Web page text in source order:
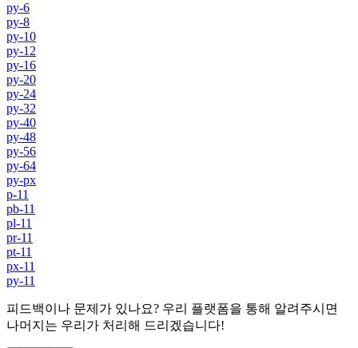
py-6
py-8
py-10
py-12
py-16
py-20
py-24
py-32
py-40
py-48
py-56
py-64
py-px
p-11
pb-11
pl-11
pr-11
pt-11
px-11
py-11
피드백이나 문제가 있나요? 우리 플랫폼을 통해 알려주시면
나머지는 우리가 처리해 드리겠습니다!